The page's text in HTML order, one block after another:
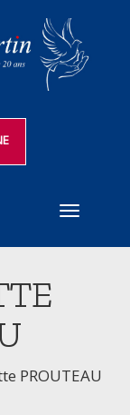
Toggle
PROUTEAU